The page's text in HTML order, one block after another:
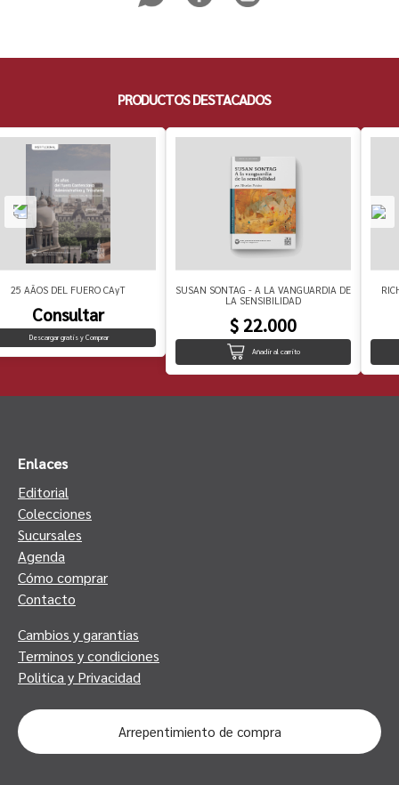
PRODUCTOS DESTACADOS
25 AÃOS DEL FUERO CAyT
Consultar
Descargar gratis y Comprar
SUSAN SONTAG - A LA VANGUARDIA DE
LA SENSIBILIDAD
$ 22.000
Añadir al carrito
Enlaces
Editorial
Colecciones
Sucursales
Agenda
Cómo comprar
Contacto
Cambios y garantias
Terminos y condiciones
Politica y Privacidad
Arrepentimiento de compra